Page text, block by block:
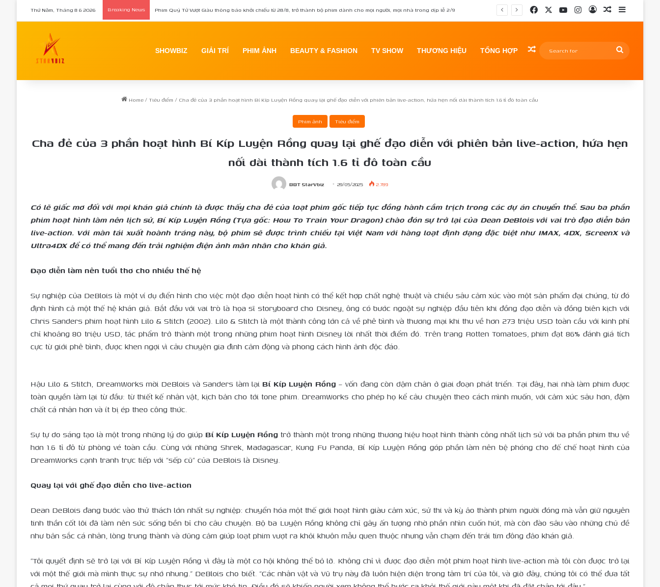
Thứ Năm, Tháng 8 6 2026 Breaking News Nữ chính Tee Yod: Quỷ Ăn Tạng tái xuất trong phim kinh dị Quỷ Móc Mắt FacebookYouTubeInstagram
Log InRandom Article
Sidebar
SHOWBIZ GIẢI TRÍ PHIM ẢNH BEAUTY & FASHION TV SHOW THƯƠNG HIỆU TỔNG HỢP Random Article
Search
Home / Tiêu điểm / Cha đẻ của 3 phần hoạt hình Bí Kíp Luyện Rồng quay lại ghế đạo diễn với phiên bản live-action, hứa hẹn nối dài thành tích 1.6 tỉ đô toàn cầu
Phim ảnh Tiêu điểm
Cha đẻ của 3 phần hoạt hình Bí Kíp Luyện Rồng quay lại ghế đạo diễn với phiên bản live-action, hứa hẹn
nối dài thành tích 1.6 tỉ đô toàn cầu
BBT StarVbiz 29/05/2025 2.789
Có lẽ giấc mơ đối với mọi khán giả chính là được thấy cha đẻ của loạt phim gốc tiếp tục đồng hành cầm trịch trong các dự án chuyển thể. Sau ba phần
phim hoạt hình làm nên lịch sử, Bí Kíp Luyện Rồng (Tựa gốc: How To Train Your Dragon) chào đón sự trở lại của Dean DeBlois với vai trò đạo diễn bản
live-action. Với màn tái xuất hoành tráng này, bộ phim sẽ được trình chiếu tại Việt Nam với hàng loạt định dạng đặc biệt như IMAX, 4DX, ScreenX và
Ultra4DX để có thể mang đến trải nghiệm điện ảnh mãn nhãn cho khán giả.
Đạo diễn làm nên tuổi thơ cho nhiều thế hệ
Sự nghiệp của DeBlois là một ví dụ điển hình cho việc một đạo diễn hoạt hình có thể kết hợp chất nghệ thuật và chiều sâu cảm xúc vào một sản phẩm đại chúng, từ đó
định hình cả một thế hệ khán giả. Bắt đầu với vai trò là họa sĩ storyboard cho Disney, ông có bước ngoặt sự nghiệp đầu tiên khi đồng đạo diễn và đồng biên kịch với
Chris Sanders phim hoạt hình Lilo & Stitch (2002). Lilo & Stitch là một thành công lớn cả về phê bình và thương mại khi thu về hơn 273 triệu USD toàn cầu với kinh phí
chỉ khoảng 80 triệu USD, tác phẩm trở thành một trong những phim hoạt hình Disney lời nhất thời điểm đó. Trên trang Rotten Tomatoes, phim đạt 86% đánh giá tích
cực từ giới phê bình, được khen ngợi vì câu chuyện gia đình cảm động và phong cách hình ảnh độc đáo.
Hậu Lilo & Stitch, DreamWorks mời DeBlois và Sanders làm lại Bí Kíp Luyện Rồng– vốn đang còn dậm chân ở giai đoạn phát triển. Tại đây, hai nhà làm phim được
toàn quyền làm lại từ đầu: từ thiết kế nhân vật, kịch bản cho tới tone phim. DreamWorks cho phép họ kể câu chuyện theo cách mình muốn, với cảm xúc sâu hơn, đậm
chất cá nhân hơn và ít bị ép theo công thức.
Sự tự do sáng tạo là một trong những lý do giúp Bí Kíp Luyện Rồngtrở thành một trong những thương hiệu hoạt hình thành công nhất lịch sử với ba phần phim thu về
hơn 1.6 tỉ đô từ phòng vé toàn cầu. Cùng với những Shrek, Madagascar, Kung Fu Panda, Bí Kíp Luyện Rồng góp phần làm nên bệ phóng cho đế chế hoạt hình của
DreamWorks cạnh tranh trực tiếp với “sếp cũ” của DeBlois là Disney.
Quay lại với ghế đạo diễn cho live-action
Dean DeBlois đang bước vào thử thách lớn nhất sự nghiệp: chuyển hóa một thế giới hoạt hình giàu cảm xúc, sử thi và kỳ ảo thành phim người đóng mà vẫn giữ nguyên
tinh thần cốt lõi đã làm nên sức sống bền bỉ cho câu chuyện. Bộ ba Luyện Rồng không chỉ gây ấn tượng nhờ phần nhìn cuốn hút, mà còn đào sâu vào những chủ đề
như bản sắc cá nhân, lòng trung thành và dũng cảm giúp loạt phim vượt ra khỏi khuôn mẫu quen thuộc nhưng vẫn chạm đến trái tim đông đảo khán giả.
“Tôi quyết định sẽ trở lại với Bí Kíp Luyện Rồng vì đây là một cơ hội không thể bỏ lỡ. Không chỉ vì được đạo diễn một phim hoạt hình live-action mà tôi còn được trở lại
với một thế giới mà mình thực sự nhớ nhung.” DeBlois cho biết. “Các nhân vật và Vũ trụ này đã luôn hiện diện trong tâm trí của tôi, và giờ đây, chúng tôi có thể đưa tất